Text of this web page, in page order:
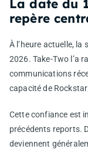
La date du
repère
À l’heure actuelle, la
2026. Take-Two l’a
communications
capacité de
Cette confiance est
précédents reports.
deviennent